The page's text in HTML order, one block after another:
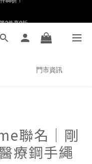
購物金
門市資訊
聯名｜剛
療鋼手繩